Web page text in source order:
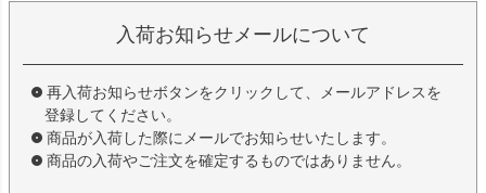
入荷お知らせメールについて
再入荷お知らせボタンをクリックして、メールアドレスを
登録してください。
商品が入荷した際にメールでお知らせいたします。
商品の入荷やご注文を確定するものではありません。